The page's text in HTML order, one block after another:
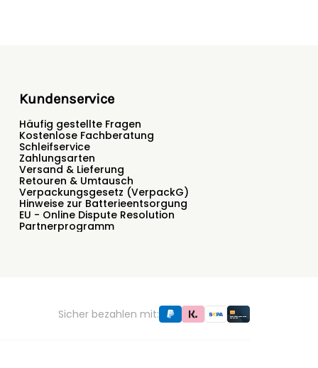
Kundenservice
Häufig gestellte Fragen
Kostenlose Fachberatung
Schleifservice
Zahlungsarten
Versand & Lieferung
Retouren & Umtausch
Verpackungsgesetz (VerpackG)
Hinweise zur Batterieentsorgung
EU - Online Dispute Resolution
Partnerprogramm
Sicher bezahlen mit: